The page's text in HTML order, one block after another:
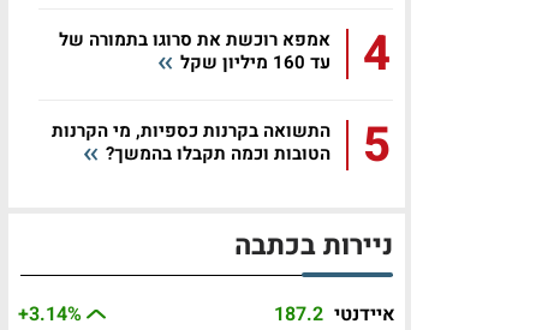
4
אמפא רוכשת את סרוגו בתמורה של
עד 160 מיליון שקל
5
התשואה בקרנות כספיות, מי הקרנות
הטובות וכמה תקבלו בהמשך?
ניירות בכתבה
איידנטי 187.2
+3.14%